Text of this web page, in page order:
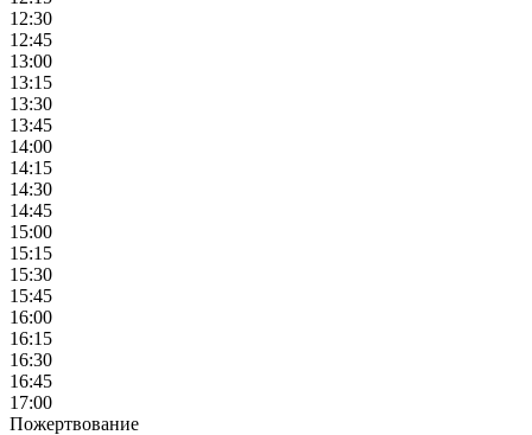
12:30
12:45
13:00
13:15
13:30
13:45
14:00
14:15
14:30
14:45
15:00
15:15
15:30
15:45
16:00
16:15
16:30
16:45
17:00
Пожертвование